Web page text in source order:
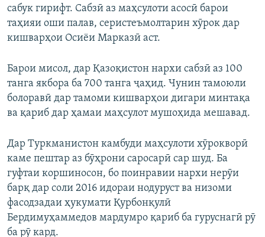
сабук гирифт. Сабзӣ аз маҳсулоти асосӣ барои
таҳияи оши палав, серистеъмолтарин хӯрок дар
кишварҳои Осиёи Марказӣ аст.
Барои мисол, дар Қазоқистон нархи сабзӣ аз 100
танга якбора ба 700 танга ҷаҳид. Чунин тамоюли
болоравӣ дар тамоми кишварҳои дигари минтақа
ва қариб дар ҳамаи маҳсулот мушоҳида мешавад.
Дар Туркманистон камбуди маҳсулоти хӯрокворӣ
каме пештар аз бӯҳрони саросарӣ сар шуд. Ба
гуфтаи коршиносон, бо поинравии нархи нерӯи
барқ дар соли 2016 идораи нодуруст ва низоми
фасодзадаи ҳукумати Қурбонқулӣ
Бердимуҳаммедов мардумро қариб ба гуруснагӣ рӯ
ба рӯ кард.